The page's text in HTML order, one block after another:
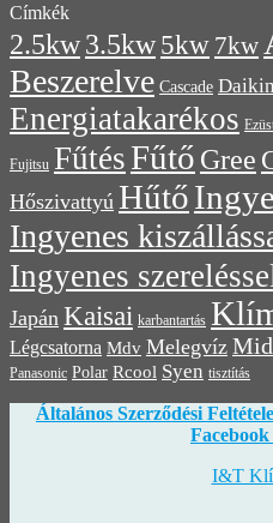
Címkék
2.5kw3.5kw5kw 7kw
Beszerelve Cascade Daikin
Energiatakarékos
Fujitsu Fűtés Fűtő Gree
Hőszivattyú Hűtő
Ingyenes
Ingyenes
Japán Kaisai karbantartás
Légcsatorna Mdv Melegvíz
Panasonic Polar Rcool Syen tisztítás
Általános Szerződési
I&T